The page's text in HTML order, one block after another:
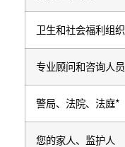
卫生和社会福利组织
专业顾问和咨询人员
警局、法院、法庭*
您的家人、监护人